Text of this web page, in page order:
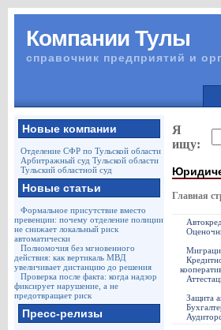
Компании Тулы
справочник предприятий и
Новые компании
Отделение СФР по Тульской области
Арбитражный суд Тульской области
Тульский областной суд
Новые статьи
Формальное присутствие вместо
превенции: почему отделение полиции
не снижает локальный риск
автоматически
Полномочия без мгновенного
действия: как вертикаль МВД
увеличивает дистанцию до решения
Проверка после факта: когда надзор
фиксирует нарушение, а не
предотвращает риск
Пресс-релизы
Я
ищу:
Главная
Защита